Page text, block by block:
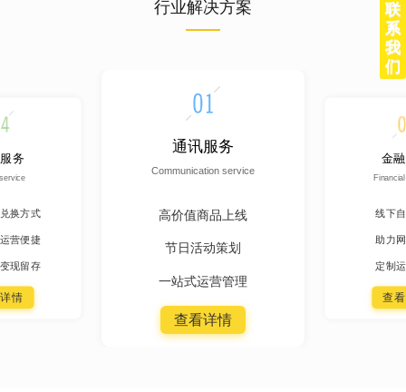
联
系
我
们
行业解决方案
务
换方式
营便捷
现留存
情
通讯服务
Communication service
高价值商品上线
节日活动策划
一站式运营管理
查看详情
金
线下
助力
定制
查